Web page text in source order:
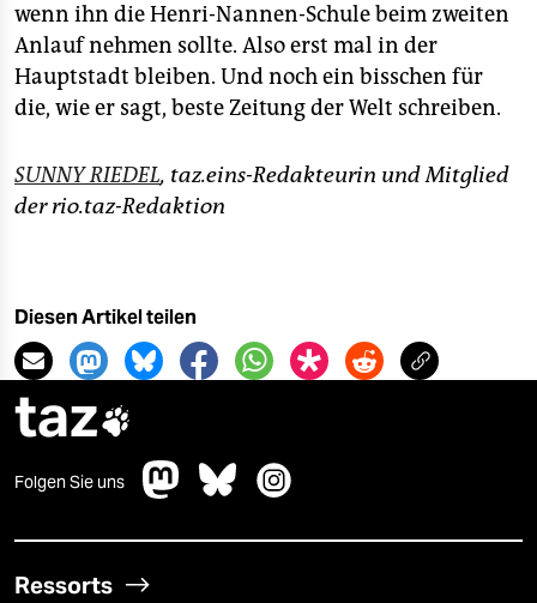
wenn ihn die Henri-Nannen-Schule beim zweiten
Anlauf nehmen sollte. Also erst mal in der
Hauptstadt bleiben. Und noch ein bisschen für
die, wie er sagt, beste Zeitung der Welt schreiben.
SUNNY RIEDEL, taz.eins-Redakteurin und Mitglied
der rio.taz-Redaktion
Diesen Artikel teilen
taz
Folgen Sie uns
Ressorts